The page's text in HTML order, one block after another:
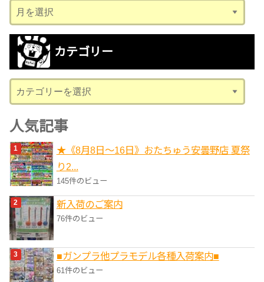
ー
カ
ブ
カテゴリー
テ
ゴ
リ
ー
人気記事
★《8月8日～16日》おたちゅう安曇野店 夏祭
り2...
145件のビュー
新入荷のご案内
76件のビュー
■ガンプラ他プラモデル各種入荷案内■
61件のビュー